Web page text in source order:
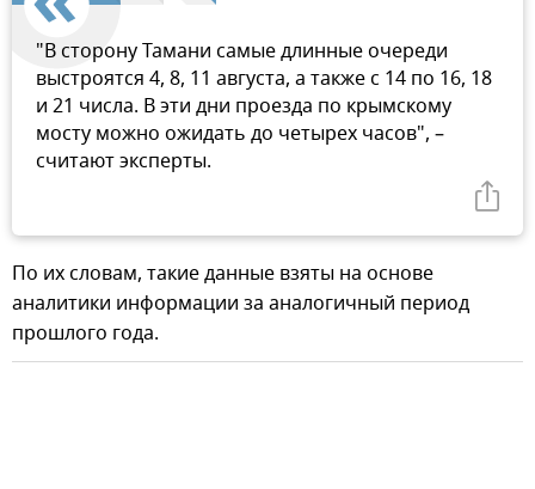
"В сторону Тамани самые длинные очереди
выстроятся 4, 8, 11 августа, а также с 14 по 16, 18
и 21 числа. В эти дни проезда по крымскому
мосту можно ожидать до четырех часов", –
считают эксперты.
По их словам, такие данные взяты на основе
аналитики информации за аналогичный период
прошлого года.